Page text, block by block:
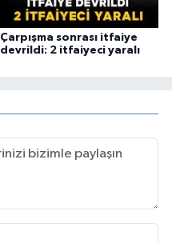
Çarpışma sonrası itfaiye
devrildi: 2 itfaiyeci yaralı